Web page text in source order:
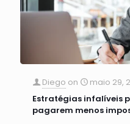
Diego on
maio 29,
Estratégias infalíveis
pagarem menos